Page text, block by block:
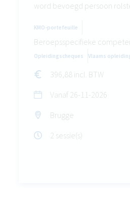
word bevoegd persoon
KMO-portefeuille
Beroepsspecifieke
Opleidingscheques Vlaams
396,88 incl. BTW
Vanaf 26-11-2026
Brugge
2 sessie(s)